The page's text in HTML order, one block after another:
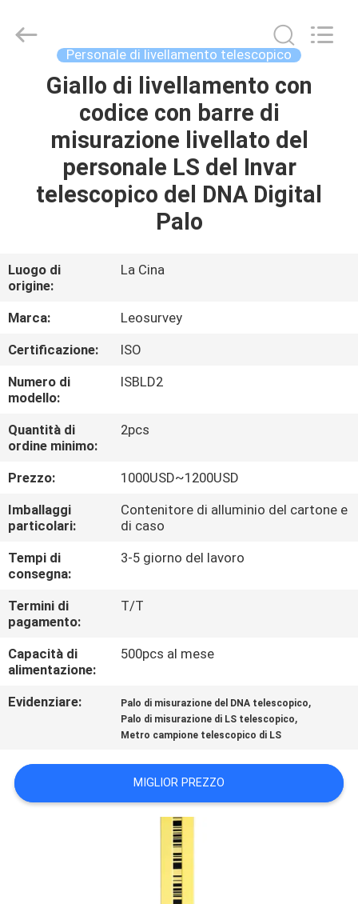
CASA
PRODOTTI
CIRCA
GIRO
DELLA
FABBRICA
CONTROLLO
DI
QUALITÀ
CONTATTICI
RICHIEDA
UNA
CITAZIONE
MAPPA
DEL
POLICY
Survey
Instrument
Personale di livellamento telescopico
Giallo di livellamento con
codice con barre di
misurazione livellato del
personale LS del Invar
telescopico del DNA Digital
Palo
Luogo di
origine:
La Cina
Marca:
Leosurvey
Certificazione:
ISO
Numero di
modello:
ISBLD2
Quantità di
ordine minimo:
2pcs
Prezzo:
1000USD~1200USD
Imballaggi
particolari:
Contenitore di alluminio del cartone e
di caso
Tempi di
consegna:
3-5 giorno del lavoro
Termini di
pagamento:
T/T
Capacità di
alimentazione:
500pcs al mese
Evidenziare: Palo di misurazione del DNA telescopico,
Palo di misurazione di LS telescopico,
Metro campione telescopico di LS
MIGLIOR PREZZO